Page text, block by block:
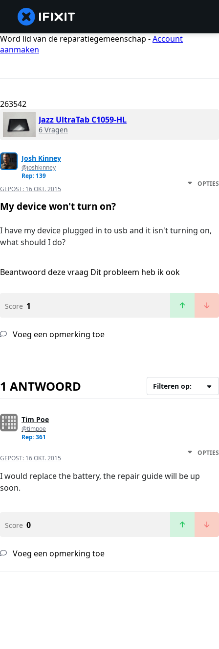
Word lid van de reparatiegemeenschap -Account
aanmaken
263542
Jazz UltraTab C1059-HL
6 Vragen
Josh Kinney
@joshkinney
Rep: 139
GEPOST: 16 OKT. 2015
OPTIES
My device won't turn on?
I have my device plugged in to usb and it isn't turning on,
what should I do?
Beantwoord deze vraag Dit probleem heb ik ook
Score 1
Voeg een opmerking toe
1 ANTWOORD Filteren op:
Tim Poe
@timpoe
Rep: 361
GEPOST: 16 OKT. 2015
OPTIES
I would replace the battery, the repair guide will be up
soon.
Score 0
Voeg een opmerking toe